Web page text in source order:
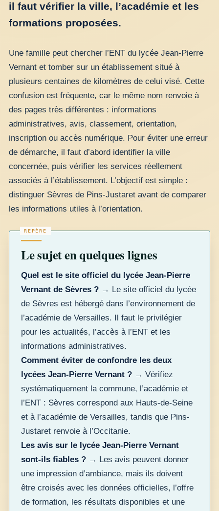
il faut vérifier la ville, l’académie et les
formations proposées.
Une famille peut chercher l’ENT du lycée Jean-Pierre
Vernant et tomber sur un établissement situé à
plusieurs centaines de kilomètres de celui visé. Cette
confusion est fréquente, car le même nom renvoie à
des pages très différentes : informations
administratives, avis, classement, orientation,
inscription ou accès numérique. Pour éviter une erreur
de démarche, il faut d’abord identifier la ville
concernée, puis vérifier les services réellement
associés à l’établissement. L’objectif est simple :
distinguer Sèvres de Pins-Justaret avant de comparer
les informations utiles à l’orientation.
Le sujet en quelques lignes
Quel est le site officiel du lycée Jean-Pierre
Vernant de Sèvres ? → Le site officiel du lycée
de Sèvres est hébergé dans l’environnement de
l’académie de Versailles. Il faut le privilégier
pour les actualités, l’accès à l’ENT et les
informations administratives.
Comment éviter de confondre les deux
lycées Jean-Pierre Vernant ? → Vérifiez
systématiquement la commune, l’académie et
l’ENT : Sèvres correspond aux Hauts-de-Seine
et à l’académie de Versailles, tandis que Pins-
Justaret renvoie à l’Occitanie.
Les avis sur le lycée Jean-Pierre Vernant
sont-ils fiables ? → Les avis peuvent donner
une impression d’ambiance, mais ils doivent
être croisés avec les données officielles, l’offre
de formation, les résultats disponibles et une